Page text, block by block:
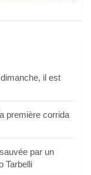
il est
première corrida
par un
Tarbelli